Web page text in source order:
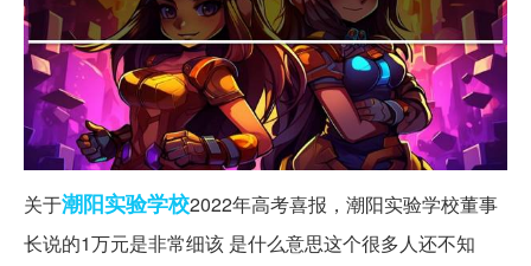
关于潮阳实验学校2022年高考喜报，潮阳实验学校董事
长说的1万元是非常细该 是什么意思这个很多人还不知